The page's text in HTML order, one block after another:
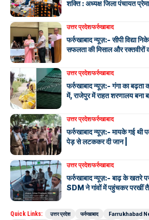
शक्ति : अध्यक्ष जिला पंचायत
उत्तर प्रदेशफर्रुखाबाद
फर्रुखाबाद न्यूज़:- सीपी विद्या
सफलता की मिसाल और रक्तवीरों
उत्तर प्रदेशफर्रुखाबाद
फर्रुखाबाद न्यूज़:- गंगा का
में, राजेपुर में राहत शरणालय बना
उत्तर प्रदेशफर्रुखाबाद
फर्रुखाबाद न्यूज़:- मायके गई थी
पेड़ से लटककर दी जान |
उत्तर प्रदेशफर्रुखाबाद
फर्रुखाबाद न्यूज़:- बाढ़ के खतरे
SDM ने गांवों में पहुंचकर परखीं
Quick Links: उत्तर प्रदेश फर्रुखाबाद Farrukhabad